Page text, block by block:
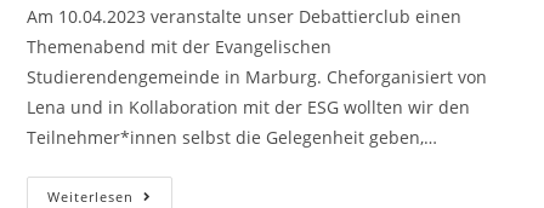
Am 10.04.2023 veranstalte unser Debattierclub einen
Themenabend mit der Evangelischen
Studierendengemeinde in Marburg. Cheforganisiert von
Lena und in Kollaboration mit der ESG wollten wir den
Teilnehmer*innen selbst die Gelegenheit geben,…
Weiterlesen